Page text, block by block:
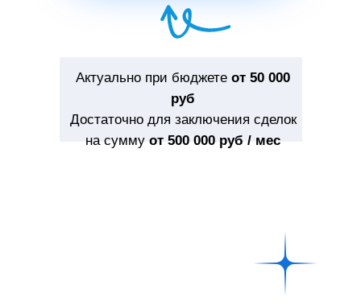
Актуально при бюджете от 50 000
руб
Достаточно для заключения сделок
на сумму от 500 000 руб / мес